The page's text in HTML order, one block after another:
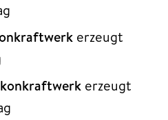
erzeugt
erzeugt